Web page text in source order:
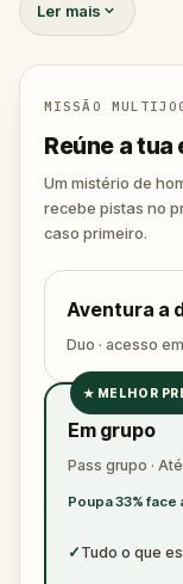
Shadows. Now,
Was it Walter,
ghost tour guide
someone else
expose the
again. Make
ready to jot
Ler mais
MISSÃO
Reúne a tua
Um mistério de
recebe pistas no
caso primeiro.
Aventura a
Duo · acesso
✓
✓
★ MELHOR
Em grupo
Pass grupo ·
Poupa 33% face
✓ Tudo o que